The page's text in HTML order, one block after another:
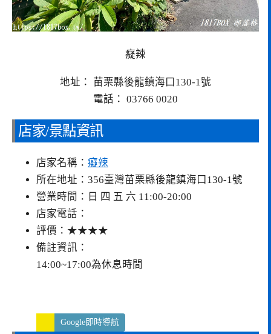
癡辣
地址： 苗栗縣後龍鎮海口130-1號
電話： 03766 0020
店家/景點資訊
店家名稱： 癡辣
所在地址：356臺灣苗栗縣後龍鎮海口130-1號
營業時間：日 四 五 六 11:00-20:00
店家電話：
評價：★★★★
備註資訊：
14:00~17:00為休息時間
Google即時導航